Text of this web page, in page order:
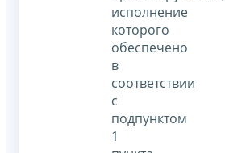
исполнение
которого
обеспечено
в
соответствии
с
подпунктом
1